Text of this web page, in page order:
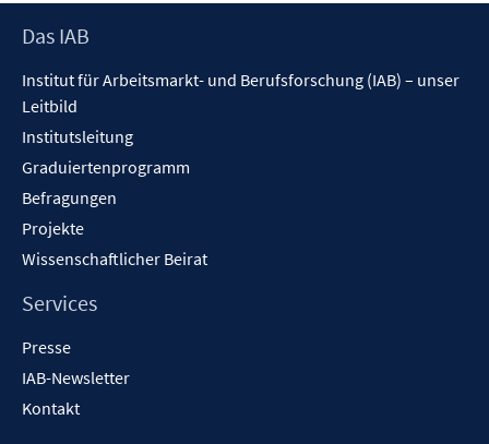
Footer
Das IAB
Institut für Arbeitsmarkt- und Berufsforschung (IAB) – unser
Leitbild
Institutsleitung
Graduiertenprogramm
Befragungen
Projekte
Wissenschaftlicher Beirat
Services
Presse
IAB-Newsletter
Kontakt